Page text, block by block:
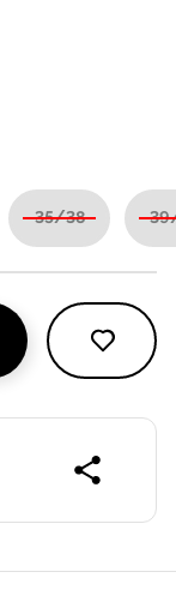
35/38